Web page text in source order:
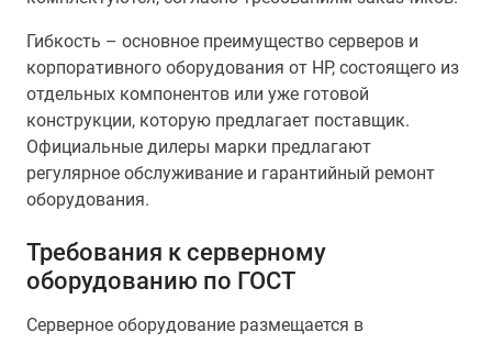
Гибкость – основное преимущество серверов и
корпоративного оборудования от HP, состоящего из
отдельных компонентов или уже готовой
конструкции, которую предлагает поставщик.
Официальные дилеры марки предлагают
регулярное обслуживание и гарантийный ремонт
оборудования.
Требования к серверному
оборудованию по ГОСТ
Серверное оборудование размещается в